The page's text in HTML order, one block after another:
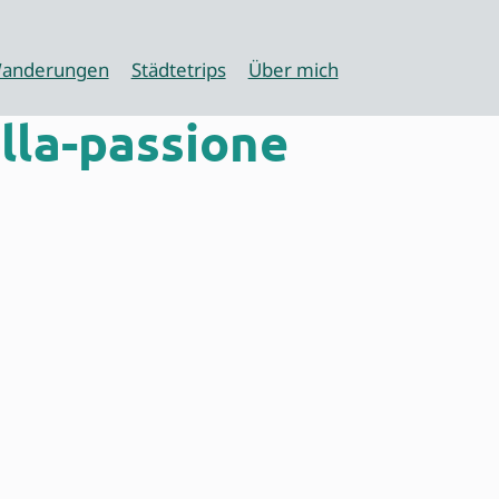
Städtetrips Über mich
passione